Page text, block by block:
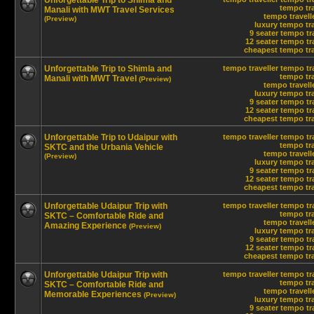
tempo
tempo
luxury tempo
9 seater tempo
12 seater tempo
cheapest tempo
Manali with MWT Travel Services
(Preview)
tempo traveller tempo
tempo
tempo
luxury tempo
9 seater tempo
12 seater tempo
cheapest tempo
Unforgettable Trip to Shimla and
Manali with MWT Travel (Preview)
tempo traveller tempo
tempo
tempo
luxury tempo
9 seater tempo
12 seater tempo
cheapest tempo
Unforgettable Trip to Udaipur with
SKTC and the Urbania Vehicle
(Preview)
tempo traveller tempo
tempo
tempo
luxury tempo
9 seater tempo
12 seater tempo
cheapest tempo
Unforgettable Udaipur Trip with
SKTC – Comfortable Ride and
Amazing Experience (Preview)
tempo traveller tempo
tempo
tempo
luxury tempo
9 seater tempo
Unforgettable Udaipur Trip with
SKTC – Comfortable Ride and
Memorable Experiences (Preview)